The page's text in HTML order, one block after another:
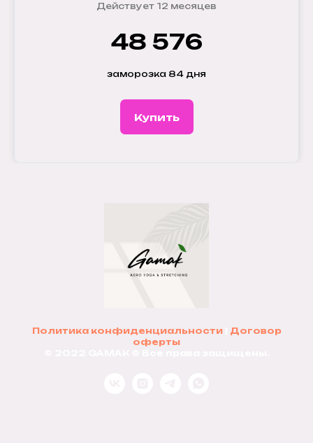
Действует 12 месяцев
48 576
заморозка 84 дня
Купить
Политика конфиденциальности| Договор
оферты